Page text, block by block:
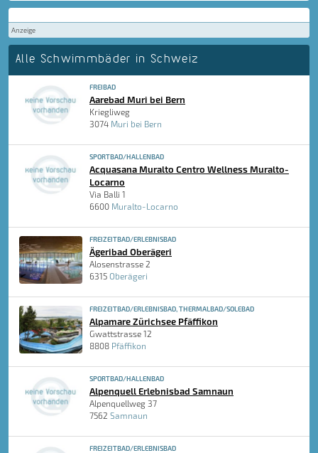
Anzeige
Alle Schwimmbäder in Schweiz
FREIBAD
Aarebad Muri bei Bern
Kriegliweg
3074 Muri bei Bern
SPORTBAD/HALLENBAD
Acquasana Muralto Centro Wellness Muralto-
Locarno
Via Balli 1
6600 Muralto-Locarno
FREIZEITBAD/ERLEBNISBAD
Ägeribad Oberägeri
Alosenstrasse 2
6315 Oberägeri
FREIZEITBAD/ERLEBNISBAD, THERMALBAD/SOLEBAD
Alpamare Zürichsee Pfäffikon
Gwattstrasse 12
8808 Pfäffikon
SPORTBAD/HALLENBAD
Alpenquell Erlebnisbad Samnaun
Alpenquellweg 37
7562 Samnaun
FREIZEITBAD/ERLEBNISBAD